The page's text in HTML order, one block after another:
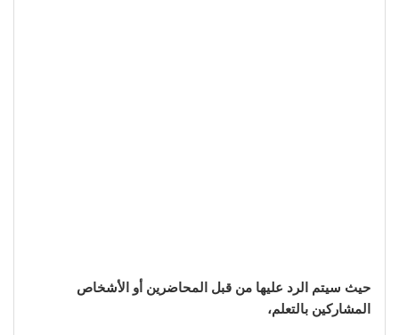
حيث سيتم الرد عليها من قبل المحاضرين أو الأشخاص
المشاركين بالتعلم،